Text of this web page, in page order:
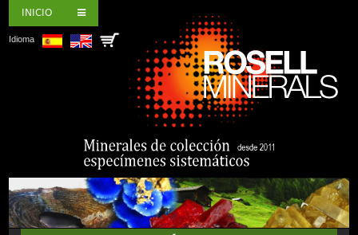
INICIO
Idioma